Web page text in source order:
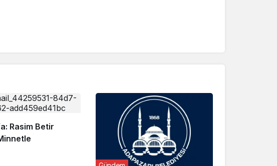
Rasim Betir